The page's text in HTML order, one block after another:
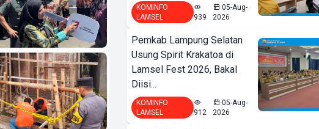
KOMINFO
LAMSEL
939
05-Aug-
2026
Pemkab Lampung Selatan
Usung Spirit Krakatoa di
Lamsel Fest 2026, Bakal
Diisi...
KOMINFO
LAMSEL
912
05-Aug-
2026